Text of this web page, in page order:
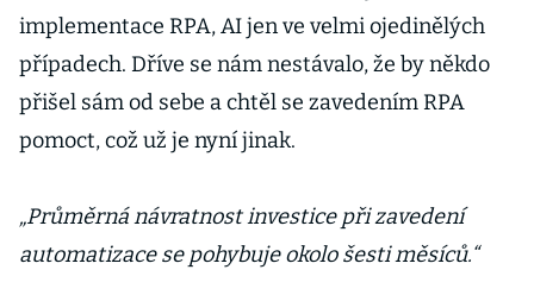
implementace RPA, AI jen ve velmi ojedinělých
případech. Dříve se nám nestávalo, že by někdo
přišel sám od sebe a chtěl se zavedením RPA
pomoct, což už je nyní jinak.
„Průměrná návratnost investice při zavedení
automatizace se pohybuje okolo šesti měsíců.“